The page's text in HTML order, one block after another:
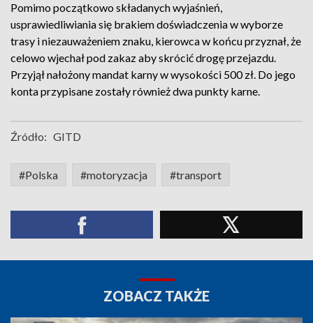
Pomimo początkowo składanych wyjaśnień,
usprawiedliwiania się brakiem doświadczenia w wyborze
trasy i niezauważeniem znaku, kierowca w końcu przyznał, że
celowo wjechał pod zakaz aby skrócić drogę przejazdu.
Przyjął nałożony mandat karny w wysokości 500 zł. Do jego
konta przypisane zostały również dwa punkty karne.
Źródło: GITD
#Polska #motoryzacja #transport
ZOBACZ TAKŻE